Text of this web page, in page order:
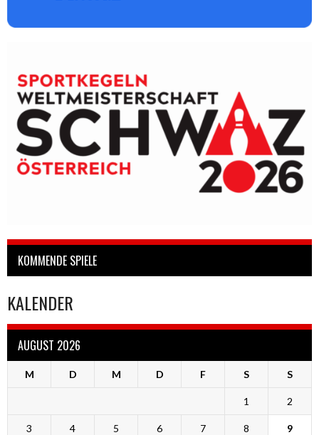
KOMMENDE SPIELE
KALENDER
AUGUST 2026
M D M D F S S
1 2
3 4 5 6 7 8 9